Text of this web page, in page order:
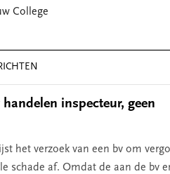
College
inspecteur, geen
het verzoek van een bv om
schade af. Omdat de aan de bv